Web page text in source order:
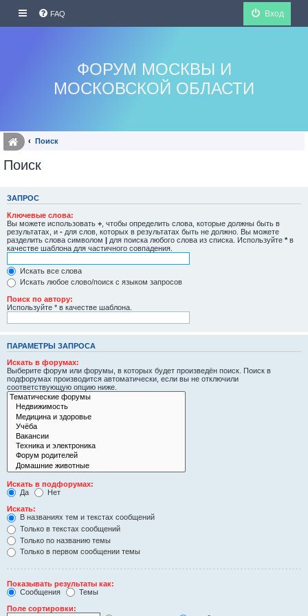
FAQ Вход
ФОРУМ МОСКВЫ И
МОСКОВСКОЙ ОБЛАСТИ
Поиск
Поиск
ЗАПРОС
Ключевые слова:
Вы можете использовать + , чтобы определить слова, которые должны быть в
результатах, и - для слов, которых в результатах быть не должно. Вы можете
разделить слова символом | для поиска любого слова из списка. Используйте * в
качестве шаблона для частичного совпадения.
Искать все слова
Искать любое слово/поиск с языком запросов
Поиск по автору:
Используйте * в качестве шаблона.
ПАРАМЕТРЫ ЗАПРОСА
Искать в форумах:
Выберите форум или форумы, в которых будет произведён поиск. Поиск в
подфорумах производится автоматически, если вы не отключили
соответствующую опцию ниже.
Искать в подфорумах:
Да
Нет
Искать:
В названиях тем и текстах сообщений
Только в текстах сообщений
Только по названию темы
Только в первом сообщении темы
Показывать результаты как:
Сообщения
Темы
Поле сортировки: